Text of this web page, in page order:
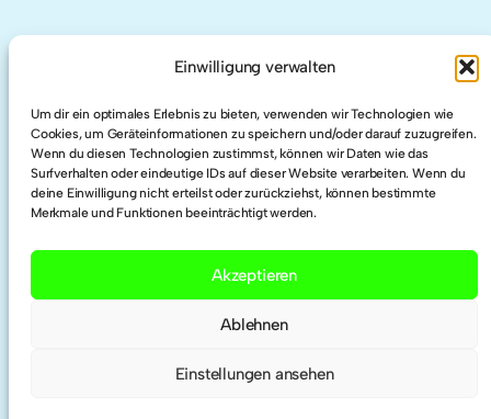
Einwilligung verwalten
Um dir ein optimales Erlebnis zu bieten, verwenden wir Technologien wie
Cookies, um Geräteinformationen zu speichern und/oder darauf zuzugreifen.
Wenn du diesen Technologien zustimmst, können wir Daten wie das
Surfverhalten oder eindeutige IDs auf dieser Website verarbeiten. Wenn du
deine Einwilligung nicht erteilst oder zurückziehst, können bestimmte
Merkmale und Funktionen beeinträchtigt werden.
Akzeptieren
Ablehnen
Einstellungen ansehen
LinkedIn
Twitter
Researchgate
ORCID